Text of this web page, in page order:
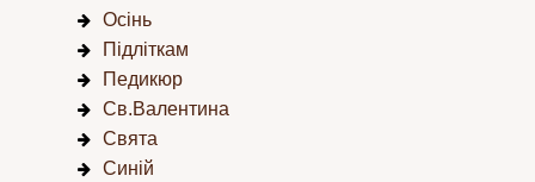
Осінь
Підліткам
Педикюр
Св.Валентина
Свята
Синій